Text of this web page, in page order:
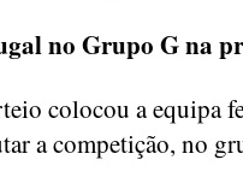
no Grupo G na
colocou a equipa
a competição, no